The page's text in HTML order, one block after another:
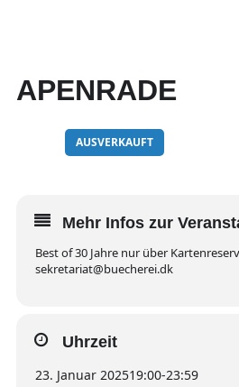
APENRADE
AUSVERKAUFT
Mehr Infos zur
Best of 30 Jahre nur über
sekretariat@buecherei.dk
Uhrzeit
23. Januar 202519:00-23:59